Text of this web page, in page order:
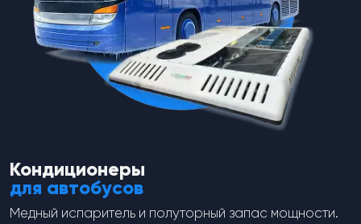
кг, низкое — 2 кг (наружняя
резьба 3/8-24UNF).
от630₽
кг, низкое — 2 кг (наружняя
резьба 3/8-24UNF).
от630₽
Перейти в каталог
Кондиционеры
для автобусов
Медный испаритель и полуторный запас мощности.